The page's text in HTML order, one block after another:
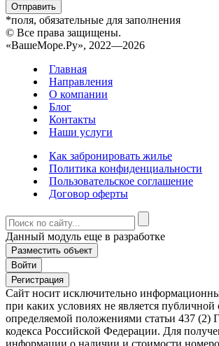
Отправить
*поля, обязательные для заполнения
© Все права защищены.
«ВашеМоре.Ру», 2022—2026
Главная
Направления
О компании
Блог
Контакты
Наши услуги
Как забронировать жилье
Политика конфиденциальности
Пользовательское соглашение
Договор оферты
Данный модуль еще в разработке
Разместить объект
Войти
Регистрация
Сайт носит исключительно
при каких условиях не является публичной
определяемой положениями статьи 437 (2)
кодекса Российской Федерации. Для
информации о наличии и стоимости